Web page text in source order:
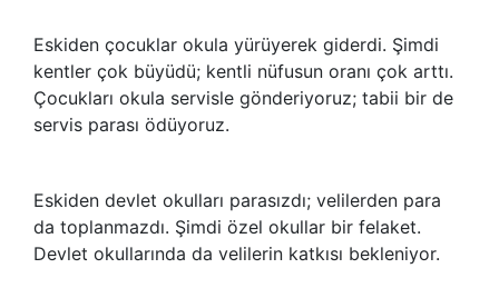
Eskiden çocuklar okula yürüyerek giderdi. Şimdi
kentler çok büyüdü; kentli nüfusun oranı çok arttı.
Çocukları okula servisle gönderiyoruz; tabii bir de
servis parası ödüyoruz.
Eskiden devlet okulları parasızdı; velilerden para
da toplanmazdı. Şimdi özel okullar bir felaket.
Devlet okullarında da velilerin katkısı bekleniyor.